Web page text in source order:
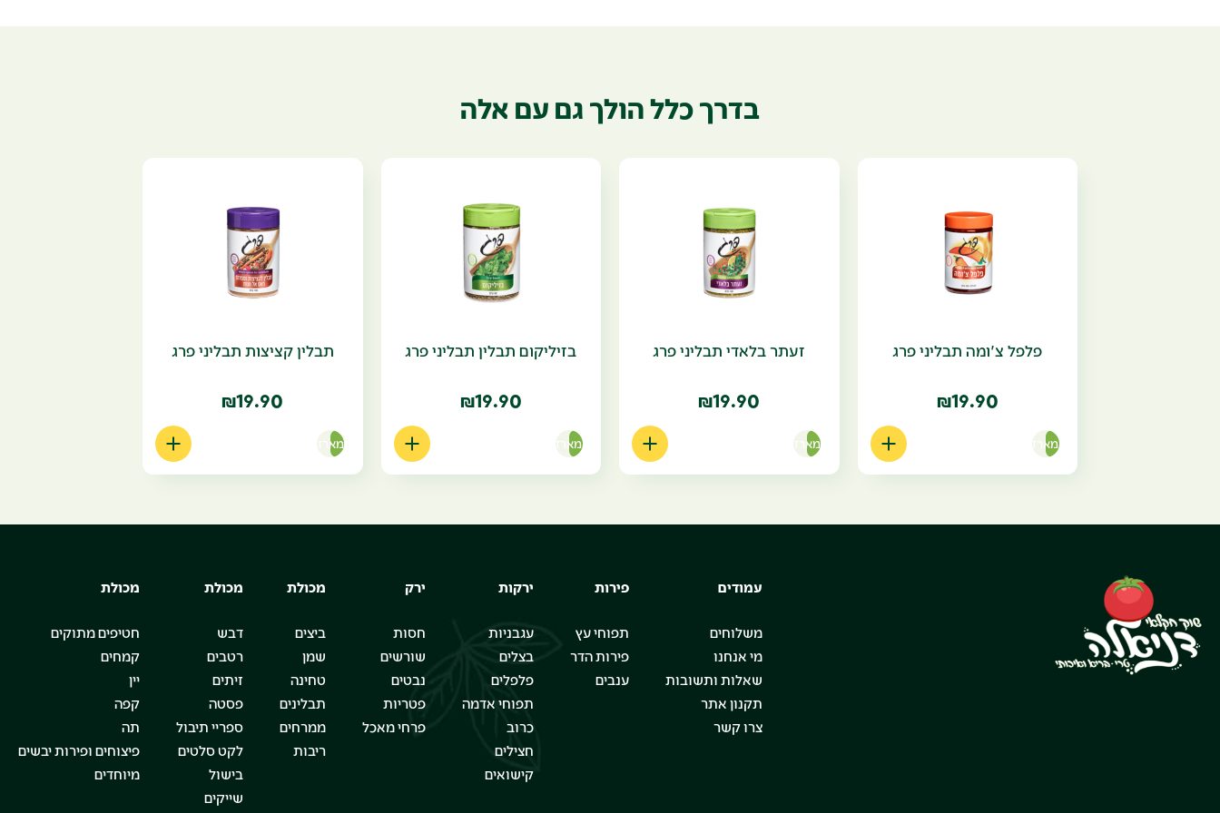
בדרך כלל הולך גם עם אלה
פלפל צ'ומה תבליני פרג
₪19.90
מארז
זעתר בלאדי תבליני פרג
₪19.90
מארז
בזיליקום תבלין תבליני פרג
₪19.90
מארז
תבלין קציצות תבליני פרג
₪19.90
מארז
עמודים
משלוחים
מי אנחנו
שאלות ותשובות
תקנון אתר
צרו קשר
פירות
תפוחי עץ
פירות הדר
ענבים
ירקות
עגבניות
בצלים
פלפלים
תפוחי אדמה
כרוב
חצילים
קישואים
ירק
חסות
שורשים
נבטים
פטריות
פרחי מאכל
מכולת
ביצים
שמן
טחינה
תבלינים
ממרחים
ריבות
מכולת
דבש
רטבים
זיתים
פסטה
ספריי תיבול
לקט סלטים
בישול
שייקים
מכולת
חטיפים מתוקים
קמחים
יין
קפה
תה
פיצוחים ופירות יבשים
מיוחדים